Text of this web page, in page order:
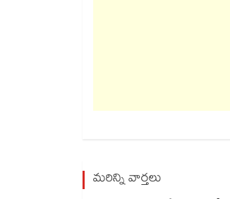
మరిన్ని వార్తలు